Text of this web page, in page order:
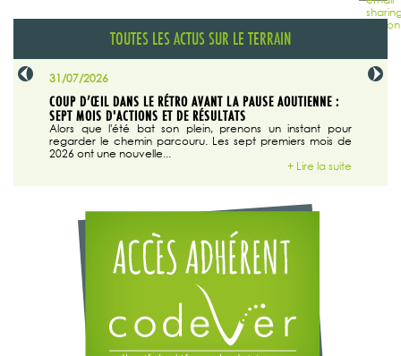
TOUTES LES ACTUS SUR LE TERRAIN
31/07/2026
COUP D’ŒIL DANS LE RÉTRO AVANT LA PAUSE AOUTIENNE :
SEPT MOIS D'ACTIONS ET DE RÉSULTATS
Alors que l'été bat son plein, prenons un instant pour
regarder le chemin parcouru. Les sept premiers mois de
2026 ont une nouvelle...
+ Lire la suite
29/07/